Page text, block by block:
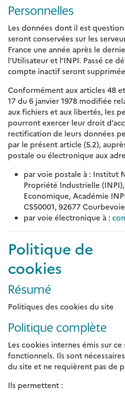
Personnelles
Les données dont il est
seront conservées sur les
France une année après le
l’Utilisateur et l’INPI. Passé ce
compte inactif seront
Conformément aux articles 48
17 du 6 janvier 1978 modifiée
aux fichiers et aux libertés, les
pourront exercer leur droit
rectification de leurs données
par le présent article (5.2),
postale ou électronique aux
par voie postale à : Institut
Propriété Industrielle
Economique, Académie
CS50001, 92677
par voie électronique à :
Politique de
cookies
Résumé
Politiques des cookies du site
Politique complète
Les cookies internes émis sur
fonctionnels. Ils sont
du site et ne requièrent pas de
Ils permettent :